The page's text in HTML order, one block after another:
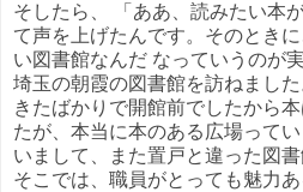
そしたら、 「ああ、読みたい本
て声を上げたんです。そのとき
い図書館なんだ なっていうのが
埼玉の朝霞の図書館を訪ねまし
きたばかりで開館前でしたから
たが、本当に本のある広場って
いまして、また置戸と違った図
そこでは、職員がとっても魅力